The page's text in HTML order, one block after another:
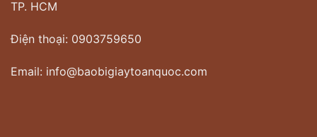
TP. HCM
Điện thoại: 0903759650
Email: info@baobigiaytoanquoc.com